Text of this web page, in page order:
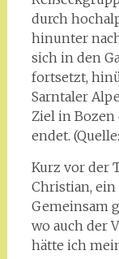
durch
hinunter
sich in den
fortsetzt,
Sarntaler
Ziel in
endet.
Kurz vor der
Christian, ein
Gemeinsam
wo auch der
hätte ich